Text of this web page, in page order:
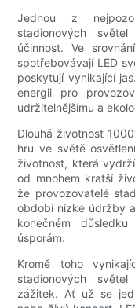
Jednou z
stadionových
účinnost. Ve
spotřebovávají LED
poskytují vynikající
energii pro
udržitelnějšímu a
Dlouhá životnost
hru ve světě
životnost, která
od mnohem kratší
že provozovatelé
období nízké údržby
konečném
úsporám.
Kromě toho
stadionových
zážitek. Ať už se